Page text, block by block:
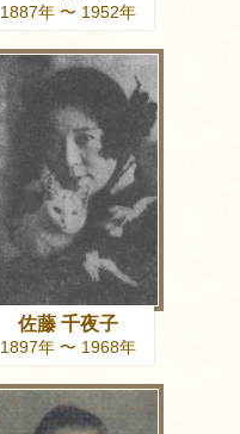
1887年 〜 1952年
佐藤 千夜子
1897年 〜 1968年